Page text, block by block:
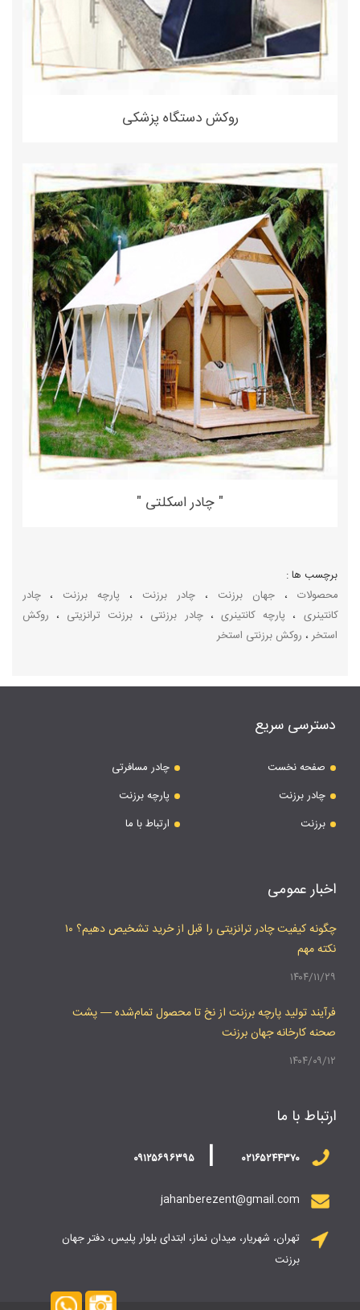
روکش دستگاه پزشکی
" چادر اسکلتی "
برچسب ها :
محصولات ،جهان برزنت ،چادر برزنت ، پارچه برزنت ،چادر
کانتینری ، پارچه کانتینری ،چادر برزنتی ، برزنت ترانزیتی ، روکش
استخر، روکش برزنتی استخر
دسترسی سریع
صفحه نخست
چادر مسافرتی
چادر برزنت
پارچه برزنت
برزنت
ارتباط با ما
اخبار عمومی
چگونه کیفیت چادر ترانزیتی را قبل از خرید تشخیص دهیم؟ ۱۰
نکته مهم
۱۴۰۴/۱۱/۲۹
فرآیند تولید پارچه برزنت از نخ تا محصول تمام‌شده — پشت
صحنه کارخانه جهان برزنت
۱۴۰۴/۰۹/۱۲
ارتباط با ما
۰۲۱۶۵۲۴۴۳۷۰ | ۰۹۱۲۵۶۹۶۳۹۵
jahanberezent@gmail.com
تهران، شهریار، میدان نماز، ابتدای بلوار پلیس، دفتر جهان
برزنت